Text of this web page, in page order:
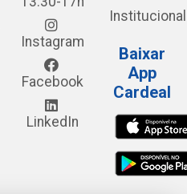
Instagram
Facebook
LinkedIn
Institucional
Baixar
App
Cardeal